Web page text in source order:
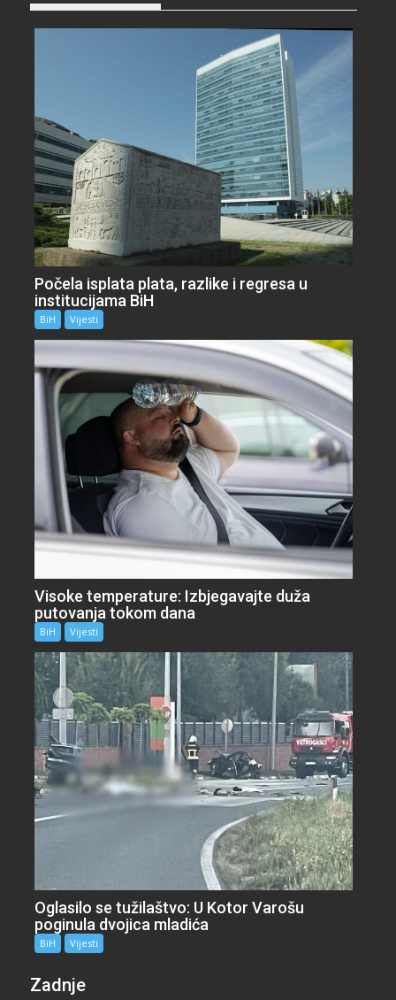
Počela isplata plata, razlike i regresa u
institucijama BiH
BiH Vijesti
Visoke temperature: Izbjegavajte duža
putovanja tokom dana
BiH Vijesti
Oglasilo se tužilaštvo: U Kotor Varošu
poginula dvojica mladića
BiH Vijesti
Zadnje